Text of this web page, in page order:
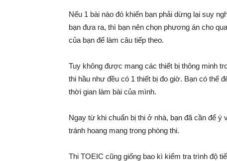
Nếu 1 bài nào đó khiến bạn phải dừng lại suy
bạn đưa ra, thì bạn nên chọn phương án cho
của bạn để làm câu tiếp theo.
Tuy không được mang các thiết bị thông minh
thi hầu như đều có 1 thiết bị đo giờ. Bạn có thể
thời gian làm bài của mình.
Ngay từ khi chuẩn bị thi ở nhà, bạn đã cần để
tránh hoang mang trong phòng thi.
Thi TOEIC cũng giống bao kì kiểm tra trình độ